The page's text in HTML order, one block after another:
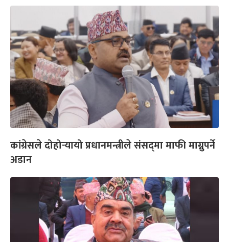
कांग्रेसले दोहोर्‍यायो प्रधानमन्त्रीले संसद्‌मा माफी माग्नुपर्ने
अडान